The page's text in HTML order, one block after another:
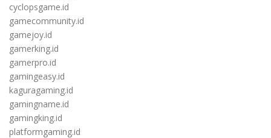
cyclopsgame.id
gamecommunity.id
gamejoy.id
gamerking.id
gamerpro.id
gamingeasy.id
kaguragaming.id
gamingname.id
gamingking.id
platformgaming.id